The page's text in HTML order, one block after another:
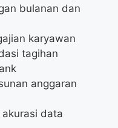
bulanan dan
karyawan
tagihan
anggaran
data